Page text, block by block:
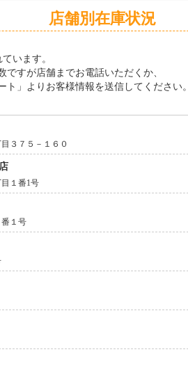
店舗別在庫状況
います。
すが店舗までお電話いただくか、
」よりお客様情報を送信してください。
３７５－１６０
１番1号
１号